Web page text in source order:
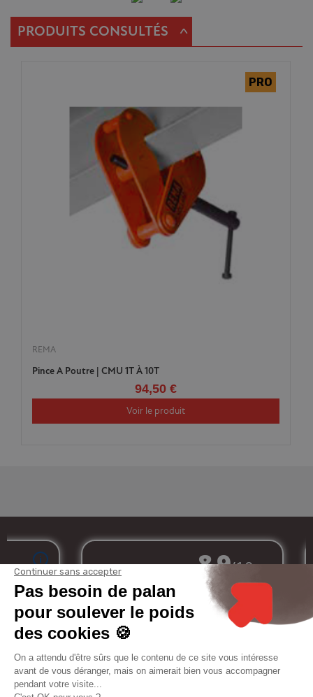
PRODUITS CONSULTÉS ^
REMA
Pince A Poutre | CMU 1T À 10T
94,50 €
Voir le produit